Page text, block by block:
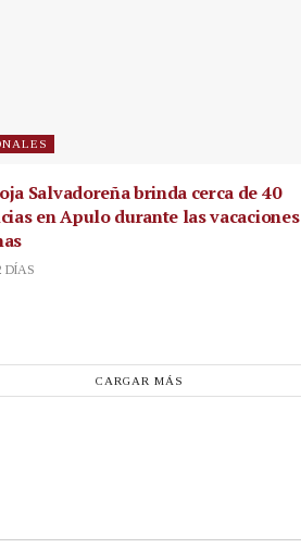
Salvadoreña brinda cerca de 40
en Apulo durante las vacaciones
DÍAS
CARGAR MÁS